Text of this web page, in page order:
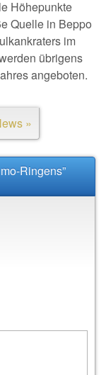
Höhepunkte
Quelle in Beppo
im
übrigens
angeboten.
»
Ringens”